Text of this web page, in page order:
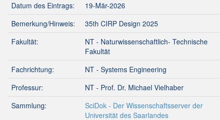
Datum des Eintrags:
19-Mär-2026
Bemerkung/Hinweis:
35th CIRP Design 2025
Fakultät:
NT - Naturwissenschaftlich- Technische
Fakultät
Fachrichtung:
NT - Systems Engineering
Professur:
NT - Prof. Dr. Michael Vielhaber
Sammlung:
SciDok - Der Wissenschaftsserver der
Universität des Saarlandes